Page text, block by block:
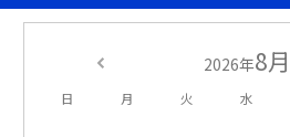
2026年8月
日 月 火 水